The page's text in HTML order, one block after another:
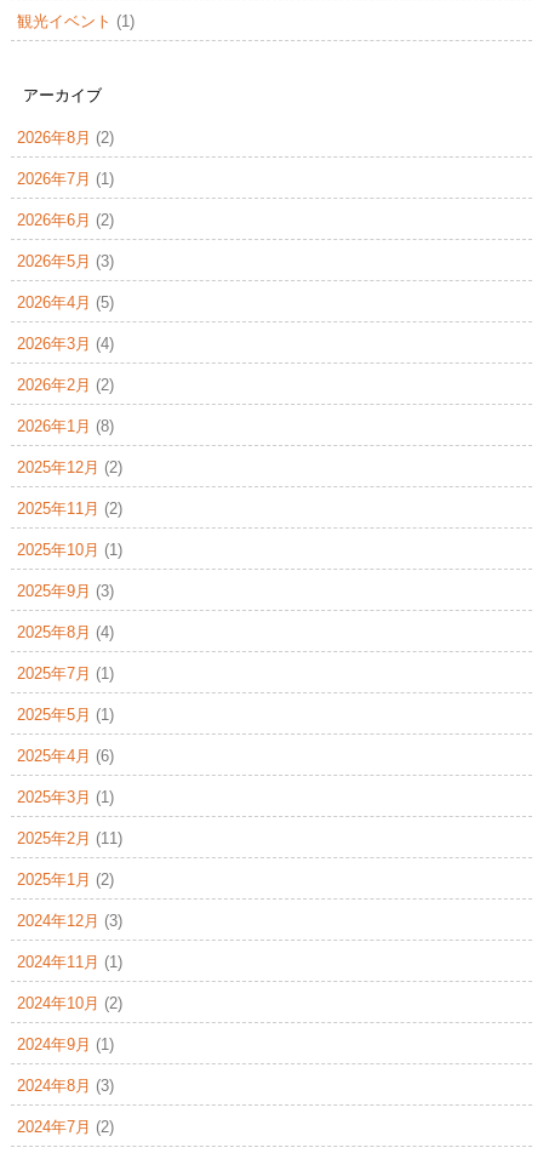
観光イベント (1)
アーカイブ
2026年8月 (2)
2026年7月 (1)
2026年6月 (2)
2026年5月 (3)
2026年4月 (5)
2026年3月 (4)
2026年2月 (2)
2026年1月 (8)
2025年12月 (2)
2025年11月 (2)
2025年10月 (1)
2025年9月 (3)
2025年8月 (4)
2025年7月 (1)
2025年5月 (1)
2025年4月 (6)
2025年3月 (1)
2025年2月 (11)
2025年1月 (2)
2024年12月 (3)
2024年11月 (1)
2024年10月 (2)
2024年9月 (1)
2024年8月 (3)
2024年7月 (2)